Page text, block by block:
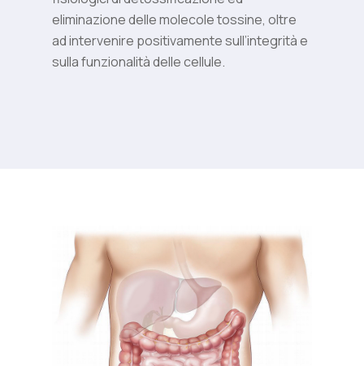
eliminazione delle molecole tossine, oltre
ad intervenire positivamente sull’integrità e
sulla funzionalità delle cellule.